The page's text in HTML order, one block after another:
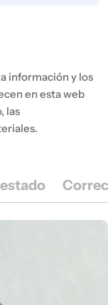
información y los
en esta web
las